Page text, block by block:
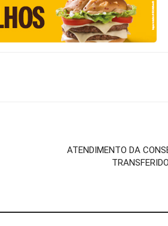
ATENDIMENTO DA